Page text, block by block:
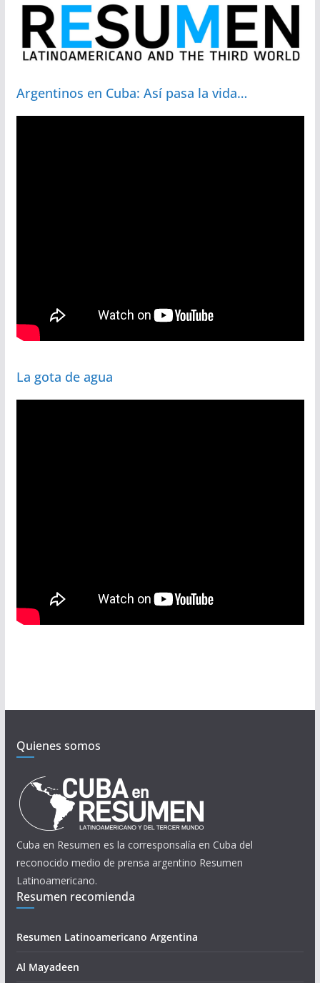
Argentinos en Cuba: Así pasa la vida…
La gota de agua
Quienes somos
Cuba en Resumen es la corresponsalía en Cuba del
reconocido medio de prensa argentino Resumen
Latinoamericano.
Resumen recomienda
Resumen Latinoamericano Argentina
Al Mayadeen